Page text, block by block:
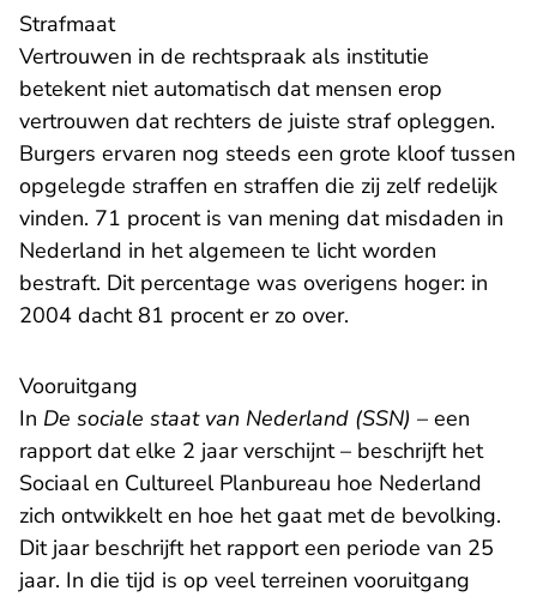
Strafmaat
Vertrouwen in de rechtspraak als institutie
betekent niet automatisch dat mensen erop
vertrouwen dat rechters de juiste straf opleggen.
Burgers ervaren nog steeds een grote kloof tussen
opgelegde straffen en straffen die zij zelf redelijk
vinden. 71 procent is van mening dat misdaden in
Nederland in het algemeen te licht worden
bestraft. Dit percentage was overigens hoger: in
2004 dacht 81 procent er zo over.
Vooruitgang
In De sociale staat van Nederland (SSN) - U verlaat
– een
rapport dat elke 2 jaar verschijnt – beschrijft het
Sociaal en Cultureel Planbureau hoe Nederland
zich ontwikkelt en hoe het gaat met de bevolking.
Dit jaar beschrijft het rapport een periode van 25
jaar. In die tijd is op veel terreinen vooruitgang